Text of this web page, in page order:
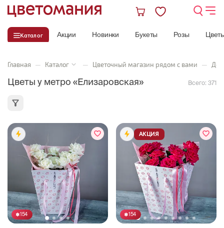
Каталог Акции Новинки Букеты Розы
Главная — Каталог — Цветочный магазин рядом с вами —
Цветы у метро «Елизаровская» Всего: 371
154 154
АКЦИЯ